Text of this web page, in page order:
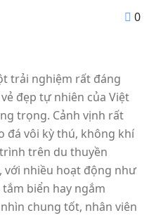
0
trải nghiệm rất đáng
đẹp tự nhiên của Việt
trọng. Cảnh vịnh rất
đá vôi kỳ thú, không khí
trên du thuyền
với nhiều hoạt động như
biển hay ngắm
chung tốt, nhân viên